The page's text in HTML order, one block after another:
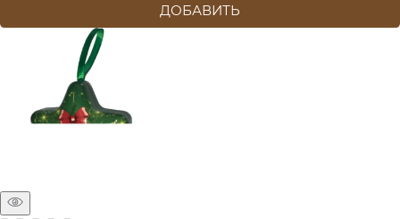
ДОБАВИТЬ